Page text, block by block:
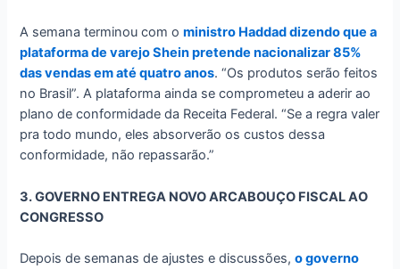
A semana terminou com oministro Haddad dizendo que a
plataforma de varejo Shein pretende nacionalizar 85%
das vendas em até quatro anos. “Os produtos serão feitos
no Brasil”. A plataforma ainda se comprometeu a aderir ao
plano de conformidade da Receita Federal. “Se a regra valer
pra todo mundo, eles absorverão os custos dessa
conformidade, não repassarão.”
3. GOVERNO ENTREGA NOVO ARCABOUÇO FISCAL AO
CONGRESSO
Depois de semanas de ajustes e discussões,o governo